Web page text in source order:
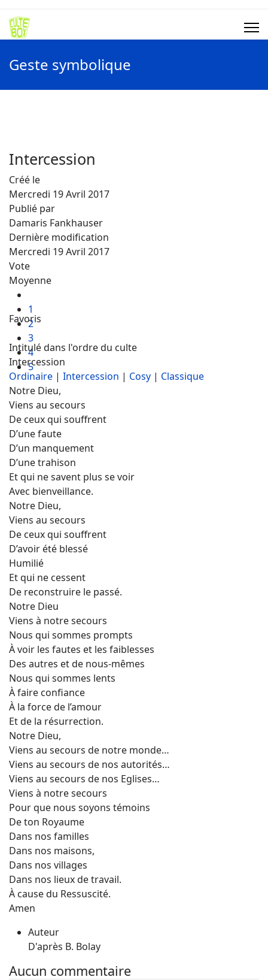
Geste symbolique
Intercession
Créé le
Mercredi 19 Avril 2017
Publié par
Damaris Fankhauser
Dernière modification
Mercredi 19 Avril 2017
Vote
Moyenne
1
2
3
4
5
Favoris
Intitulé dans l'ordre du culte
Intercession
Ordinaire | Intercession | Cosy | Classique
Notre Dieu,
Viens au secours
De ceux qui souffrent
D’une faute
D’un manquement
D’une trahison
Et qui ne savent plus se voir
Avec bienveillance.
Notre Dieu,
Viens au secours
De ceux qui souffrent
D’avoir été blessé
Humilié
Et qui ne cessent
De reconstruire le passé.
Notre Dieu
Viens à notre secours
Nous qui sommes prompts
À voir les fautes et les faiblesses
Des autres et de nous-mêmes
Nous qui sommes lents
À faire confiance
À la force de l’amour
Et de la résurrection.
Notre Dieu,
Viens au secours de notre monde…
Viens au secours de nos autorités…
Viens au secours de nos Eglises…
Viens à notre secours
Pour que nous soyons témoins
De ton Royaume
Dans nos familles
Dans nos maisons,
Dans nos villages
Dans nos lieux de travail.
À cause du Ressuscité.
Amen
Auteur
D'après B. Bolay
Aucun commentaire